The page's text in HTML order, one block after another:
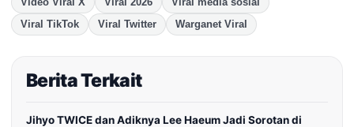
Viral TikTok
Viral Twitter Warganet Viral
Berita Terkait
Jihyo TWICE dan Adiknya Lee Haeum Jadi Sorotan di